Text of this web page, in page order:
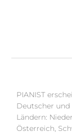
PIANIST
Deutscher und
Ländern:
Österreich,